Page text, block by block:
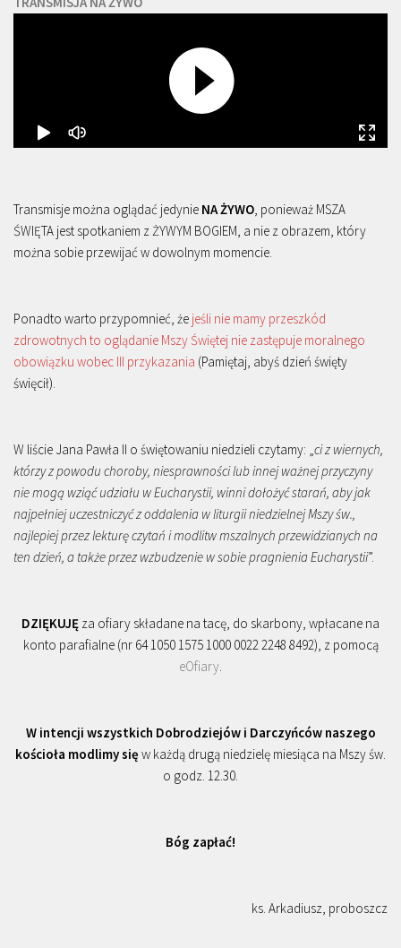
Transmisje można oglądać jedynie NA ŻYWO, ponieważ MSZA
ŚWIĘTA jest spotkaniem z ŻYWYM BOGIEM, a nie z obrazem, który
można sobie przewijać w dowolnym momencie.
Ponadto warto przypomnieć, że jeśli nie mamy przeszkód
zdrowotnych to oglądanie Mszy Świętej nie zastępuje moralnego
obowiązku wobec III przykazania (Pamiętaj, abyś dzień święty
święcił).
W liście Jana Pawła II o świętowaniu niedzieli czytamy: „ci z wiernych,
którzy z powodu choroby, niesprawności lub innej ważnej przyczyny
nie mogą wziąć udziału w Eucharystii, winni dołożyć starań, aby jak
najpełniej uczestniczyć z oddalenia w liturgii niedzielnej Mszy św.,
najlepiej przez lekturę czytań i modlitw mszalnych przewidzianych na
ten dzień, a także przez wzbudzenie w sobie pragnienia Eucharystii”.
DZIĘKUJĘ za ofiary składane na tacę, do skarbony, wpłacane na
konto parafialne (nr 64 1050 1575 1000 0022 2248 8492), z pomocą
eOfiary.
W intencji wszystkich Dobrodziejów i Darczyńców naszego
kościoła modlimy się w każdą drugą niedzielę miesiąca na Mszy św.
o godz. 12.30.
Bóg zapłać!
ks. Arkadiusz, proboszcz